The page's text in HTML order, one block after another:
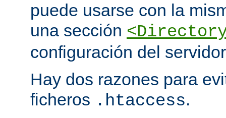
puede usarse con la
una sección
configuración del
Hay dos razones para
ficheros .htaccess.